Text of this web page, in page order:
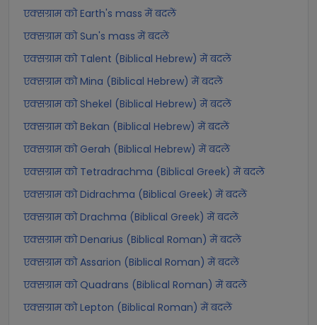
एक्सग्राम को Earth's mass में बदलें
एक्सग्राम को Sun's mass में बदलें
एक्सग्राम को Talent (Biblical Hebrew) में बदलें
एक्सग्राम को Mina (Biblical Hebrew) में बदलें
एक्सग्राम को Shekel (Biblical Hebrew) में बदलें
एक्सग्राम को Bekan (Biblical Hebrew) में बदलें
एक्सग्राम को Gerah (Biblical Hebrew) में बदलें
एक्सग्राम को Tetradrachma (Biblical Greek) में बदलें
एक्सग्राम को Didrachma (Biblical Greek) में बदलें
एक्सग्राम को Drachma (Biblical Greek) में बदलें
एक्सग्राम को Denarius (Biblical Roman) में बदलें
एक्सग्राम को Assarion (Biblical Roman) में बदलें
एक्सग्राम को Quadrans (Biblical Roman) में बदलें
एक्सग्राम को Lepton (Biblical Roman) में बदलें